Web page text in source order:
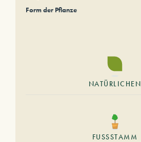
Form der Pflanze
NATÜRLICHEN
FUSSSTAMM